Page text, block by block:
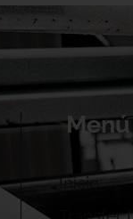
Menú
Inicio